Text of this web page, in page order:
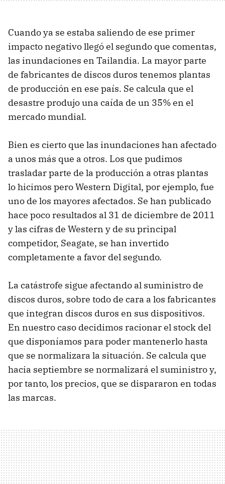
Cuando ya se estaba saliendo de ese primer
impacto negativo llegó el segundo que comentas,
las inundaciones en Tailandia. La mayor parte
de fabricantes de discos duros tenemos plantas
de producción en ese país. Se calcula que el
desastre produjo una caída de un 35% en el
mercado mundial.
Bien es cierto que las inundaciones han afectado
a unos más que a otros. Los que pudimos
trasladar parte de la producción a otras plantas
lo hicimos pero Western Digital, por ejemplo, fue
uno de los mayores afectados. Se han publicado
hace poco resultados al 31 de diciembre de 2011
y las cifras de Western y de su principal
competidor, Seagate, se han invertido
completamente a favor del segundo.
La catástrofe sigue afectando al suministro de
discos duros, sobre todo de cara a los fabricantes
que integran discos duros en sus dispositivos.
En nuestro caso decidimos racionar el stock del
que disponíamos para poder mantenerlo hasta
que se normalizara la situación. Se calcula que
hacia septiembre se normalizará el suministro y,
por tanto, los precios, que se dispararon en todas
las marcas.